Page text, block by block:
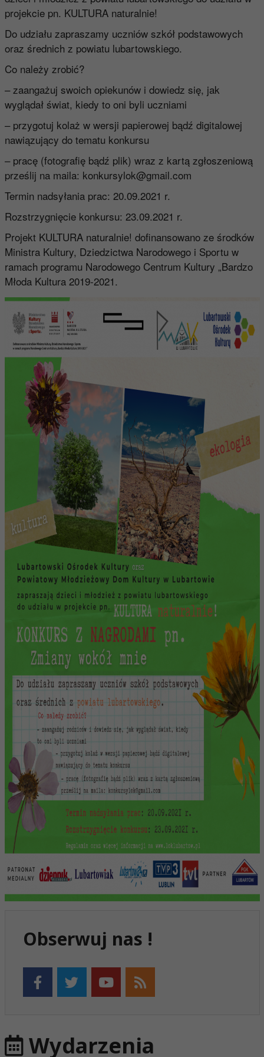
projekcie pn. KULTURA naturalnie!
Do udziału zapraszamy uczniów szkół podstawowych
oraz średnich z powiatu lubartowskiego.
Co należy zrobić?
– zaangażuj swoich opiekunów i dowiedz się, jak
wyglądał świat, kiedy to oni byli uczniami
– przygotuj kolaż w wersji papierowej bądź digitalowej
nawiązujący do tematu konkursu
– pracę (fotografię bądź plik) wraz z kartą zgłoszeniową
prześlij na maila: konkursylok@gmail.com
Termin nadsyłania prac: 20.09.2021 r.
Rozstrzygnięcie konkursu: 23.09.2021 r.
Projekt KULTURA naturalnie! dofinansowano ze środków
Ministra Kultury, Dziedzictwa Narodowego i Sportu w
ramach programu Narodowego Centrum Kultury „Bardzo
Młoda Kultura 2019-2021.
Obserwuj nas !
Wydarzenia